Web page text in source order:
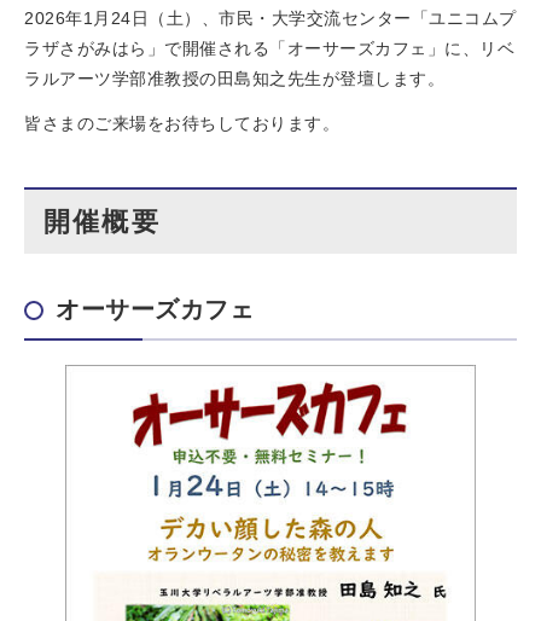
2026年1月24日（土）、市民・大学交流センター「ユニコムプ
ラザさがみはら」で開催される「オーサーズカフェ」に、リベ
ラルアーツ学部准教授の田島知之先生が登壇します。
皆さまのご来場をお待ちしております。
開催概要
オーサーズカフェ